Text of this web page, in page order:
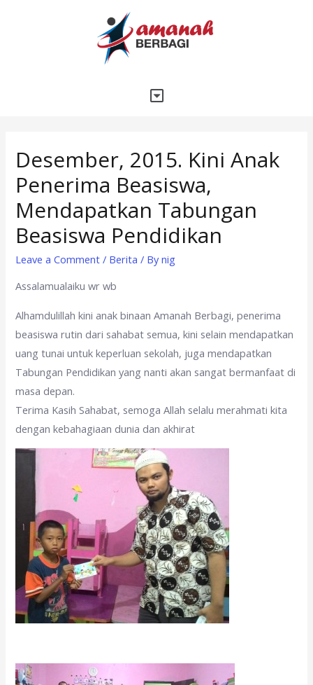
Desember, 2015. Kini Anak
Penerima Beasiswa,
Mendapatkan Tabungan
Beasiswa Pendidikan
Leave a Comment / Berita / Bynig
Assalamualaiku wr wb
Alhamdulillah kini anak binaan Amanah Berbagi, penerima
beasiswa rutin dari sahabat semua, kini selain mendapatkan
uang tunai untuk keperluan sekolah, juga mendapatkan
Tabungan Pendidikan yang nanti akan sangat bermanfaat di
masa depan.
Terima Kasih Sahabat, semoga Allah selalu merahmati kita
dengan kebahagiaan dunia dan akhirat